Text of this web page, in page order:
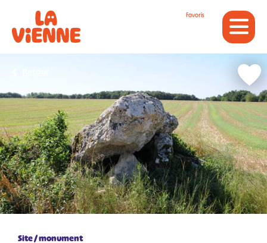
Favoris
Site / monument